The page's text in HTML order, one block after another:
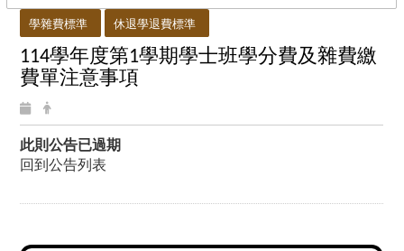
學雜費標準 休退學退費標準
114學年度第1學期學士班學分費及雜費繳
費單注意事項
此則公告已過期
回到公告列表